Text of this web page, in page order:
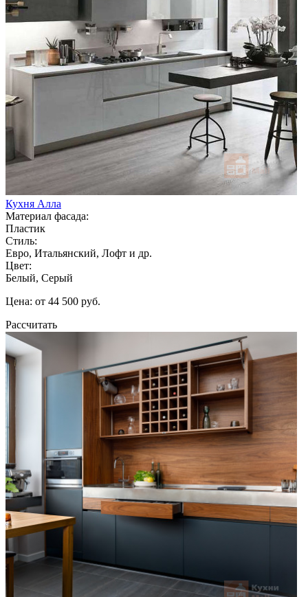
Кухня Алла
Материал фасада:
Пластик
Стиль:
Евро, Итальянский, Лофт и др.
Цвет:
Белый, Серый
Цена: от 44 500 руб.
Рассчитать